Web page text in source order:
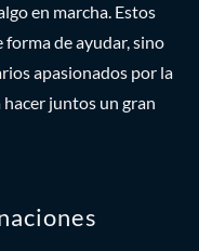
en marcha. Estos
de ayudar, sino
apasionados por la
hacer juntos un gran